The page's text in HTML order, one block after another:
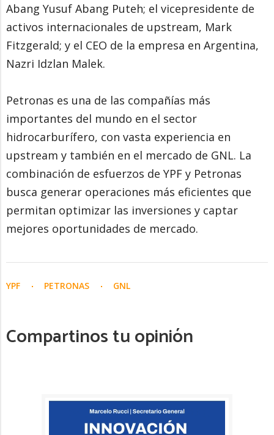
Abang Yusuf Abang Puteh; el vicepresidente de
activos internacionales de upstream, Mark
Fitzgerald; y el CEO de la empresa en Argentina,
Nazri Idzlan Malek.
Petronas es una de las compañías más
importantes del mundo en el sector
hidrocarburífero, con vasta experiencia en
upstream y también en el mercado de GNL. La
combinación de esfuerzos de YPF y Petronas
busca generar operaciones más eficientes que
permitan optimizar las inversiones y captar
mejores oportunidades de mercado.
YPF PETRONAS GNL
Compartinos tu opinión